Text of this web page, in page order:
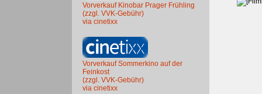
Vorverkauf Kinobar Prager Frühling
(zzgl. VVK-Gebühr)
via cinetixx
Vorverkauf Sommerkino auf der
Feinkost
(zzgl. VVK-Gebühr)
via cinetixx